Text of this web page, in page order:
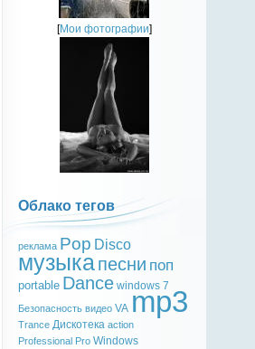
[Мои фотографии]
Облако тегов
реклама Pop Disco
музыкапесни поп
portable Dance windows 7
Безопасность видео VA mp3
Trance Дискотека action
Professional Pro Windows